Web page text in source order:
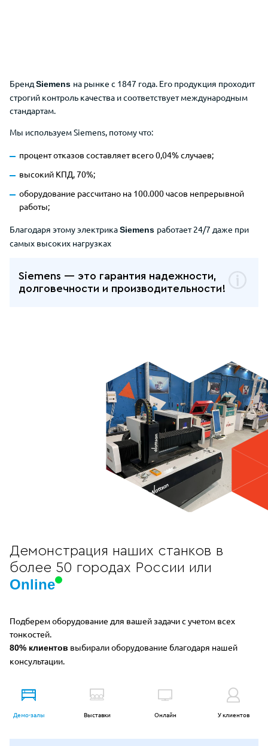
БрендSiemens на рынке с 1847 года. Его продукция проходит
строгий контроль качества и соответствует международным
стандартам.
Мы используем Siemens, потому что:
процент отказов составляет всего 0,04% случаев;
высокий КПД, 70%;
оборудование рассчитано на 100.000 часов непрерывной
работы;
Благодаря этому электрикаSiemens работает 24/7 даже при
самых высоких нагрузках
Siemens — это гарантия надежности,
долговечности и производительности!
Демонстрация наших станков в
более 50 городах России или
Online
Подберем оборудование для вашей задачи с учетом всех
тонкостей.
80% клиентов выбирали оборудование благодаря нашей
консультации.
Демо-залы Выставки Онлайн У клиентов